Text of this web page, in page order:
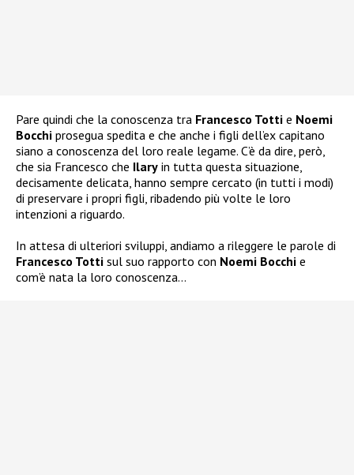
Pare quindi che la conoscenza tra Francesco Totti e Noemi
Bocchi prosegua spedita e che anche i figli dell’ex capitano
siano a conoscenza del loro reale legame. C’è da dire, però,
che sia Francesco che Ilary in tutta questa situazione,
decisamente delicata, hanno sempre cercato (in tutti i modi)
di preservare i propri figli, ribadendo più volte le loro
intenzioni a riguardo.
In attesa di ulteriori sviluppi, andiamo a rileggere le parole di
Francesco Totti sul suo rapporto con Noemi Bocchi e
com’è nata la loro conoscenza…